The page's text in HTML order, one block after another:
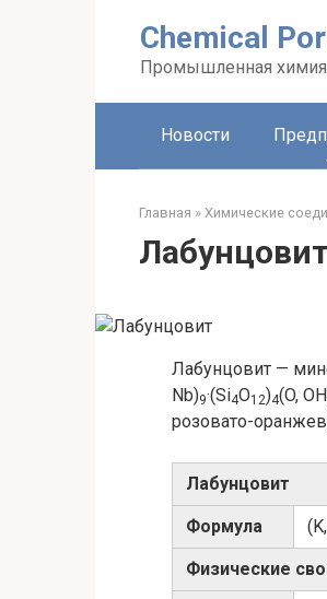
Chemical
Промышленная химия
Новости
Главная » Химические
Лабунцовит —
Nb)9·(Si4O12)4(O,
розовато-
Лабунцовит
Формула
Физические